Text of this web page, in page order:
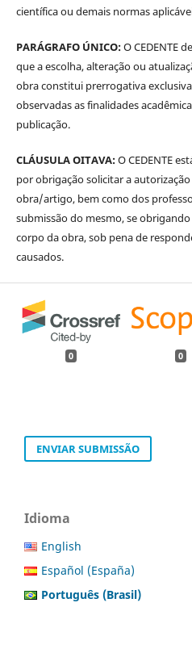
científica ou demais normas
PARÁGRAFO ÚNICO:O CEDENTE
que a escolha, alteração ou
obra constitui prerrogativa
observadas as finalidades
publicação.
CLÁUSULA OITAVA:O CEDENTE
por obrigação solicitar a
obra/artigo, bem como dos
submissão do mesmo, se
corpo da obra, sob pena de
causados.
0 0
ENVIAR SUBMISSÃO
Idioma
English
Español (España)
Português (Brasil)